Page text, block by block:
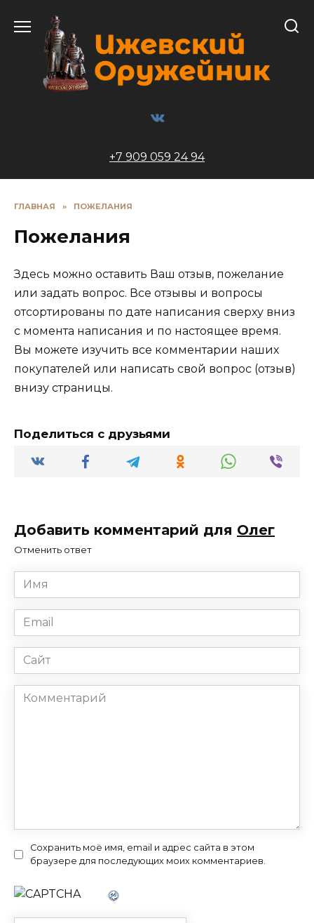
содержанию
+7 909 059 24 94
ГЛАВНАЯ » ПОЖЕЛАНИЯ
Пожелания
Здесь можно оставить Ваш отзыв, пожелание
или задать вопрос. Все отзывы и вопросы
отсортированы по дате написания сверху вниз
с момента написания и по настоящее время.
Вы можете изучить все комментарии наших
покупателей или написать свой вопрос (отзыв)
внизу страницы.
Поделиться с друзьями
Добавить комментарий для Олег
Отменить ответ
Имя
*
Email
*
Сайт
Комментарий
Сохранить моё имя, email и адрес сайта в этом
браузере для последующих моих комментариев.